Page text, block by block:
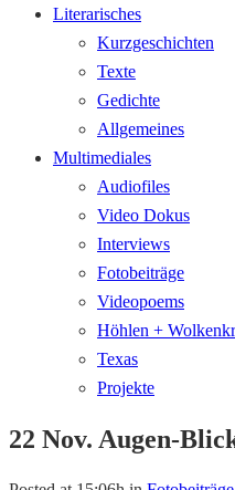
Literarisches
Kurzgeschichten
Texte
Gedichte
Allgemeines
Multimediales
Audiofiles
Video Dokus
Interviews
Fotobeiträge
Videopoems
Höhlen +
Texas
Projekte
22 Nov. Augen-